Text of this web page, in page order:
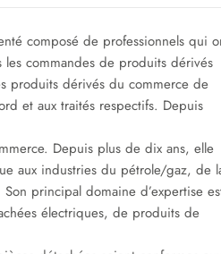
composé de professionnels qui
commandes de produits dérivés
produits dérivés du commerce de
et aux traités respectifs. Depuis
Depuis plus de dix ans, elle
aux industries du pétrole/gaz, de
principal domaine d’expertise
électriques, de produits de